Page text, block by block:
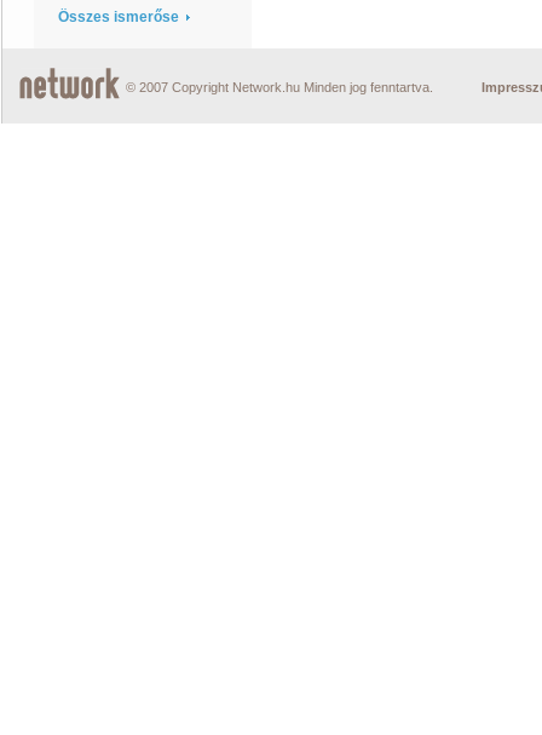
Összes ismerőse
© 2007 Copyright Network.hu Minden jog fenntartva.